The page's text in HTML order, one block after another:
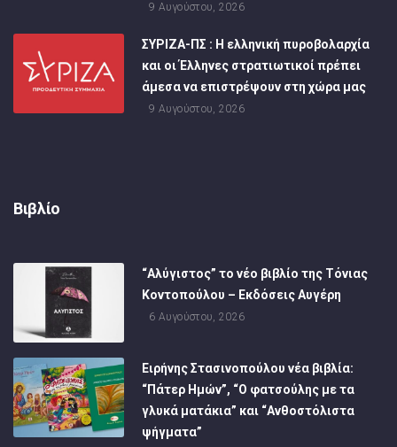
9 Αυγούστου, 2026
ΣΥΡΙΖΑ-ΠΣ : Η ελληνική πυροβολαρχία
και οι Έλληνες στρατιωτικοί πρέπει
άμεσα να επιστρέψουν στη χώρα μας
9 Αυγούστου, 2026
Βιβλίο
“Αλύγιστος” το νέο βιβλίο της Τόνιας
Κοντοπούλου – Εκδόσεις Αυγέρη
6 Αυγούστου, 2026
Ειρήνης Στασινοπούλου νέα βιβλία:
“Πάτερ Ημών”, “Ο φατσούλης με τα
γλυκά ματάκια” και “Ανθοστόλιστα
ψήγματα”